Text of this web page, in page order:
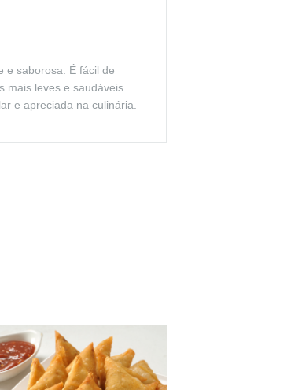
e saborosa. É fácil de
leves e saudáveis.
e apreciada na culinária.